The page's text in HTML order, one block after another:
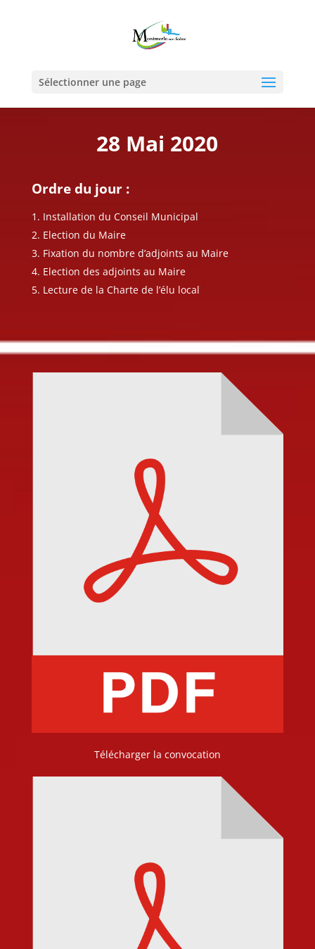
Sélectionner une page
28 Mai 2020
Ordre du jour :
Installation du Conseil Municipal
Election du Maire
Fixation du nombre d’adjoints au Maire
Election des adjoints au Maire
Lecture de la Charte de l’élu local
Télécharger la convocation